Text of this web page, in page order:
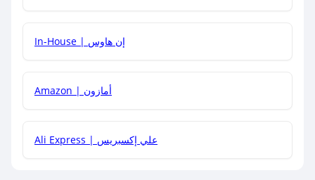
In-House | إن هاوس
Amazon | أمازون
Ali Express | علي إكسبريس